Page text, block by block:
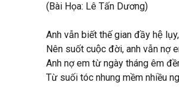
(Bài Họa: Lê Tấn Dương)
Anh vẫn biết thế gian đầy hệ lụy,
Nên suốt cuộc đời, anh vẫn nợ
Anh nợ em từ ngày tháng êm
Từ suối tóc nhung mềm nhiều